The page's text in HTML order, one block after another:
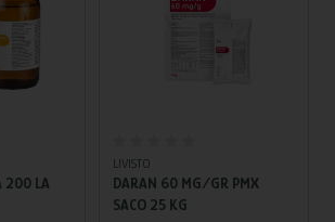
200 LA
LIVISTO
DARAN 60 MG/GR PMX
SACO 25 KG